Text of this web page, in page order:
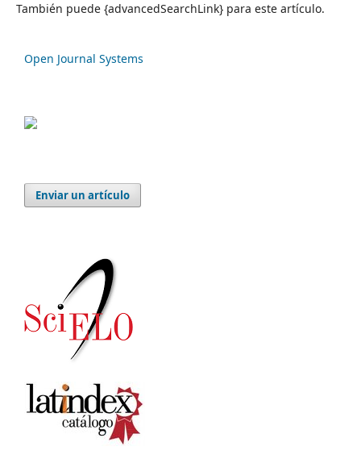
También puede {advancedSearchLink} para este artículo.
Open Journal Systems
Enviar un artículo